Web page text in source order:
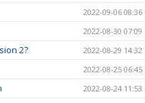
2022-09-06 08:36
2022-08-30 07:09
2? 2022-08-29 14:32
2022-08-25 06:45
2022-08-24 11:53